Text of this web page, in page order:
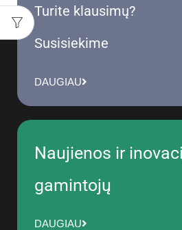
Turite klausimų?
Susisiekime
DAUGIAU
Naujienos ir
gamintojų
DAUGIAU